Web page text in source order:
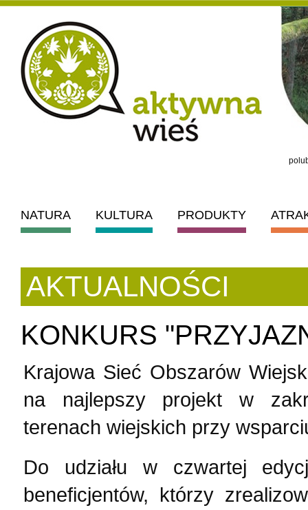
NATURA KULTURA PRODUKTY
AKTUALNOŚCI
KONKURS
Krajowa Sieć Obszarów
na najlepszy projekt w
terenach wiejskich przy
Do udziału w czwartej
beneficjentów, którzy